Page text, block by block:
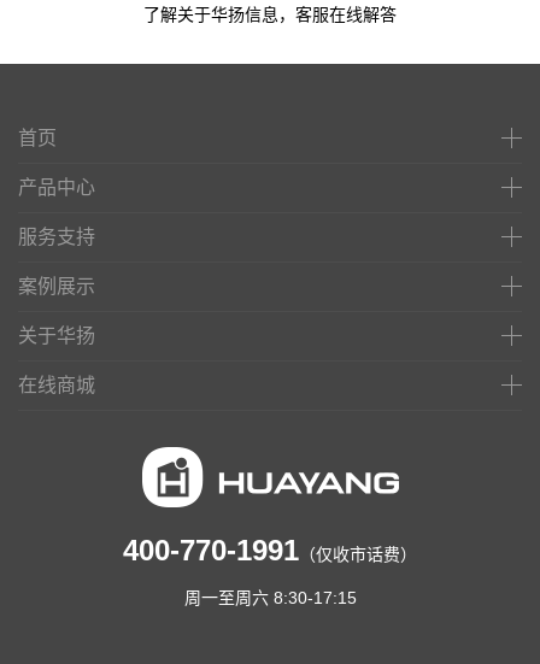
了解关于华扬信息，客服在线解答
首页
产品中心
服务支持
案例展示
关于华扬
在线商城
400-770-1991 （仅收市话费）
周一至周六 8:30-17:15